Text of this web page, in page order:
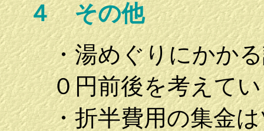
４ その他
・湯めぐりにかか
０円前後を考えて
・折半費用の集金